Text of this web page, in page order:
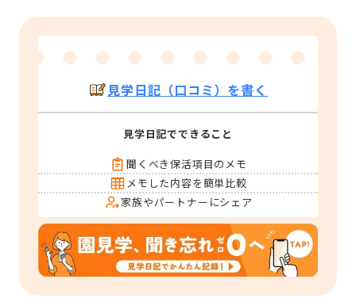
見学日記（口コミ）を書く
見学日記でできること
聞くべき保活項目のメモ
メモした内容を簡単比較
家族やパートナーにシェア